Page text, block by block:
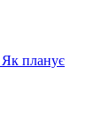
Як планує